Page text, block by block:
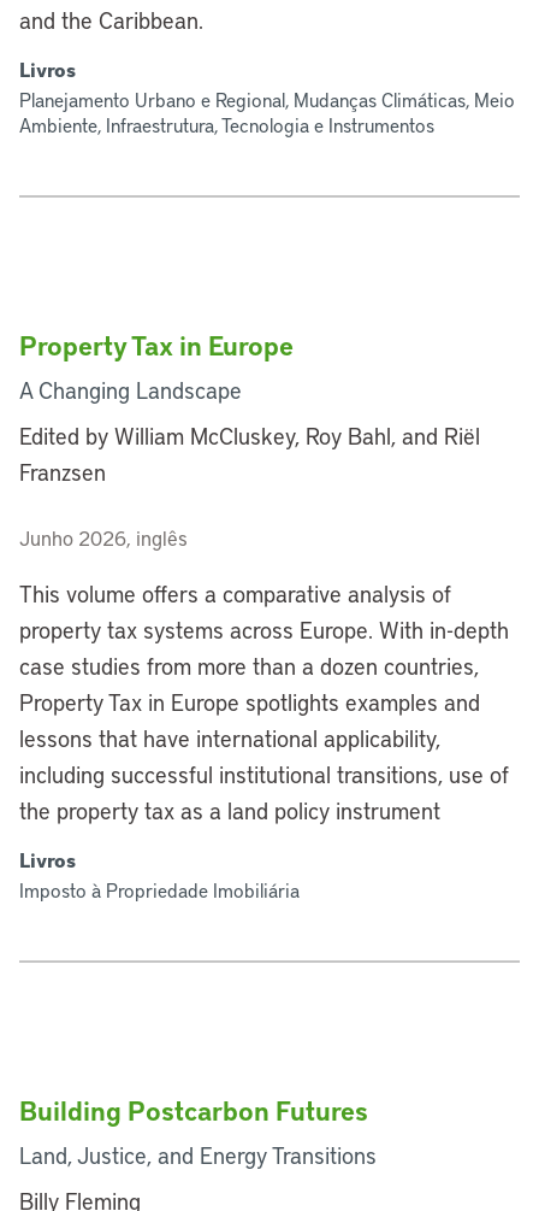
and the Caribbean.
Livros
Planejamento Urbano e Regional, Mudanças Climáticas, Meio
Ambiente, Infraestrutura, Tecnologia e Instrumentos
Property Tax in Europe
A Changing Landscape
Edited by William McCluskey, Roy Bahl, and Riël
Franzsen
Junho 2026, inglês
This volume offers a comparative analysis of
property tax systems across Europe. With in-depth
case studies from more than a dozen countries,
Property Tax in Europe spotlights examples and
lessons that have international applicability,
including successful institutional transitions, use of
the property tax as a land policy instrument
Livros
Imposto à Propriedade Imobiliária
Building Postcarbon Futures
Land, Justice, and Energy Transitions
Billy Fleming